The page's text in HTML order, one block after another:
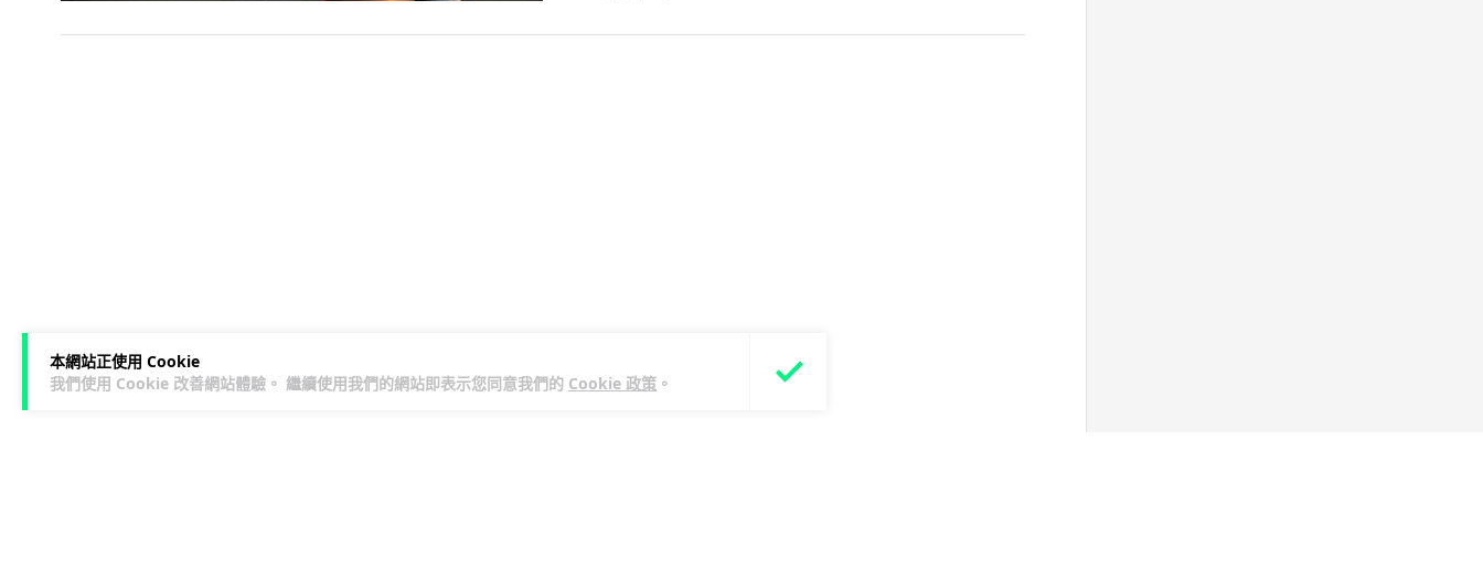
本網站正使用 Cookie
我們使用 Cookie 改善網站體驗。 繼續使用我們的網站即表示您同意我們的 Cookie 政策 。